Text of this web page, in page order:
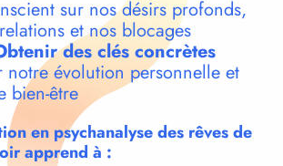
sur nos désirs profonds,
et nos blocages
des clés concrètes
notre évolution personnelle et
bien-être
en psychanalyse des rêves de
apprend à :